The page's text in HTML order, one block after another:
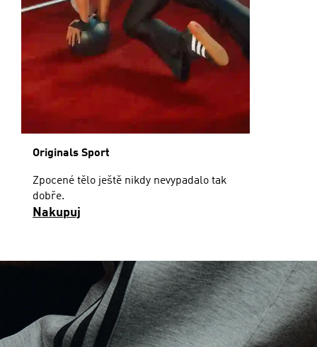
Originals Sport
Zpocené tělo ještě nikdy nevypadalo tak
dobře.
Nakupuj